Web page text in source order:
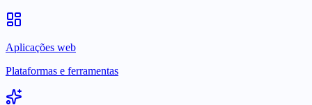
Aplicações web
Plataformas e ferramentas